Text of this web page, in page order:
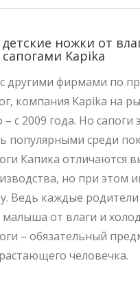
ножки от
Kapika
другими фирмами по
компания Kapika на
с 2009 года. Но сапоги
популярными среди
Капика отличаются
но при этом
Ведь каждые родители
от влаги и
– обязательный
человечка.